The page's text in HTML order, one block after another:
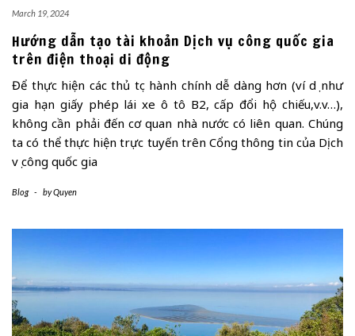
March 19, 2024
Hướng dẫn tạo tài khoản Dịch vụ công quốc gia
trên điện thoại di động
Để thực hiện các thủ tục hành chính dễ dàng hơn (ví dụ như
gia hạn giấy phép lái xe ô tô B2, cấp đổi hộ chiếu,v.v…),
không cần phải đến cơ quan nhà nước có liên quan. Chúng
ta có thể thực hiện trực tuyến trên Cổng thông tin của Dịch
vụ công quốc gia
Blog - byQuyen